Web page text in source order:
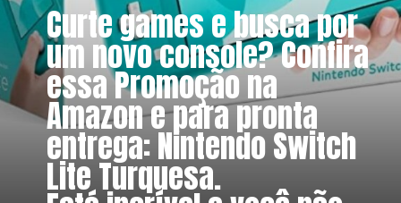
Curte games e busca por
um novo console? Confira
essa Promoção na
Amazon e para pronta
entrega: Nintendo Switch
Lite Turquesa.